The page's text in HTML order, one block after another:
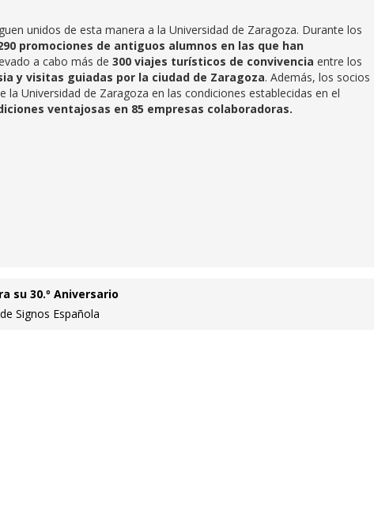
unidos de esta manera a la Universidad de Zaragoza. Durante los
promociones de antiguos alumnos en las que han
a cabo más de 300 viajes turísticos de convivencia entre los
y visitas guiadas por la ciudad de Zaragoza. Además, los socios
Universidad de Zaragoza en las condiciones establecidas en el
ventajosas en 85 empresas colaboradoras.
su 30.º Aniversario
Signos Española